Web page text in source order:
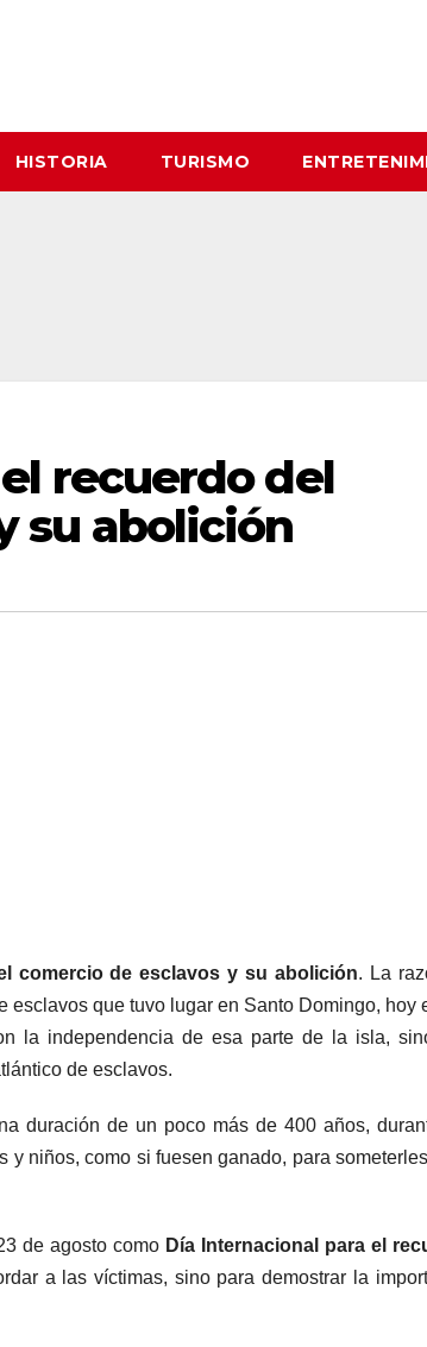
HISTORIA TURISMO
recuerdo del
su abolición
comercio de esclavos y su abolición. La
que tuvo lugar en Santo Domingo, hoy
la independencia de esa parte de la isla,
de esclavos.
duración de un poco más de 400 años,
niños, como si fuesen ganado, para
de agosto como Día Internacional para el
a las víctimas, sino para demostrar la